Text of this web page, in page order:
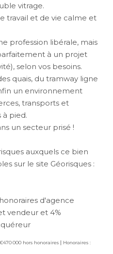
vitrage.
travail et de vie calme et
profession libérale, mais
à un projet
selon vos besoins.
quais, du tramway ligne
un environnement
transports et
à pied.
un secteur prisé !
auxquels ce bien
sur le site Géorisques :
d'agence
vendeur et 4%
€470 000 hors honoraires | Honoraires :